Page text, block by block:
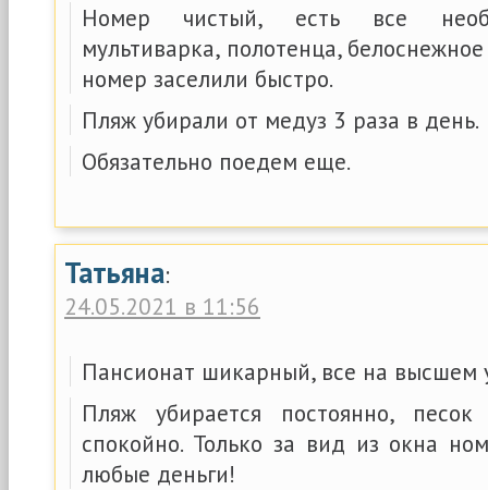
Номер чистый, есть все
мультиварка, полотенца,
номер заселили быстро.
Пляж убирали от медуз 3 раза в день.
Обязательно поедем еще.
Татьяна:
24.05.2021 в 11:56
Пансионат шикарный, все на высшем
Пляж убирается постоянно,
спокойно. Только за вид из окна
любые деньги!